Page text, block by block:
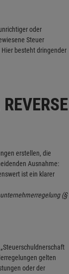
oder
Steuer
besteht dringender
erstellen, die
Ausnahme:
ist ein klarer
(§
gelten
oder der